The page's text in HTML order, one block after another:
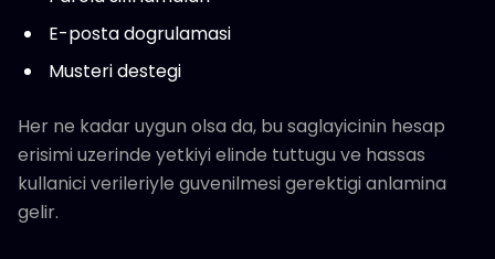
E-posta dogrulamasi
Musteri destegi
Her ne kadar uygun olsa da, bu saglayicinin hesap
erisimi uzerinde yetkiyi elinde tuttugu ve hassas
kullanici verileriyle guvenilmesi gerektigi anlamina
gelir.